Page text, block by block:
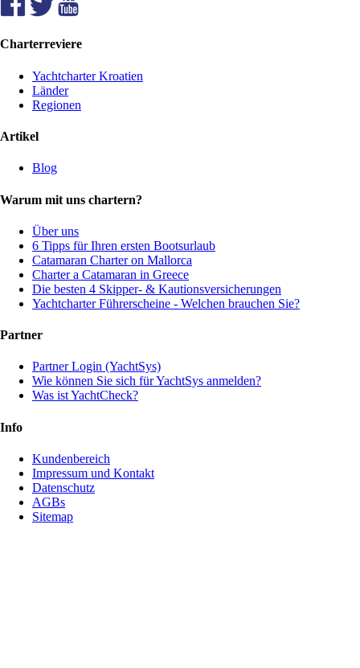
Charterreviere
Yachtcharter Kroatien
Länder
Regionen
Artikel
Blog
Warum mit uns chartern?
Über uns
6 Tipps für Ihren ersten Bootsurlaub
Catamaran Charter on Mallorca
Charter a Catamaran in Greece
Die besten 4 Skipper- & Kautionsversicherungen
Yachtcharter Führerscheine - Welchen brauchen Sie?
Partner
Partner Login (YachtSys)
Wie können Sie sich für YachtSys anmelden?
Was ist YachtCheck?
Info
Kundenbereich
Impressum und Kontakt
Datenschutz
AGBs
Sitemap